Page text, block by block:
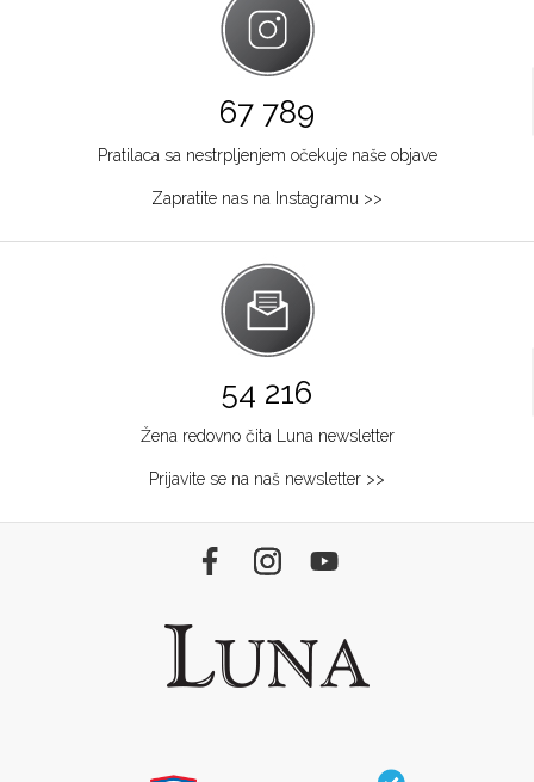
67 789
Pratilaca sa nestrpljenjem očekuje naše objave
Zapratite nas na Instagramu >>
54 216
Žena redovno čita Luna newsletter
Prijavite se na naš newsletter >>